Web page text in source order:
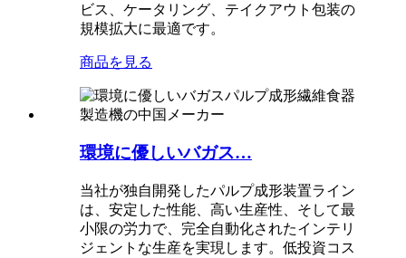
ビス、ケータリング、テイクアウト包装の
規模拡大に最適です。
商品を見る
環境に優しいバガス…
当社が独自開発したパルプ成形装置ライン
は、安定した性能、高い生産性、そして最
小限の労力で、完全自動化されたインテリ
ジェントな生産を実現します。低投資コス